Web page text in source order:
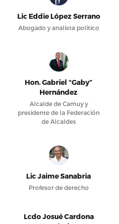
Lic Eddie López Serrano
Abogado y analista político
Hon. Gabriel “Gaby”
Hernández
Alcalde de Camuy y
presidente de la Federación
de Alcaldes
Lic Jaime Sanabria
Profesor de derecho
Lcdo Josué Cardona